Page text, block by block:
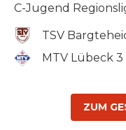
C-Jugend
TSV
MTV Lübeck 3
ZUM